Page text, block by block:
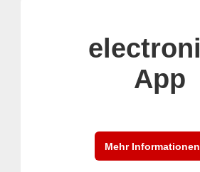
App
Mehr Informationen